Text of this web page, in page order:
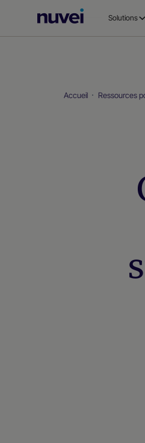
Page
Solutions
Accueil Ressources